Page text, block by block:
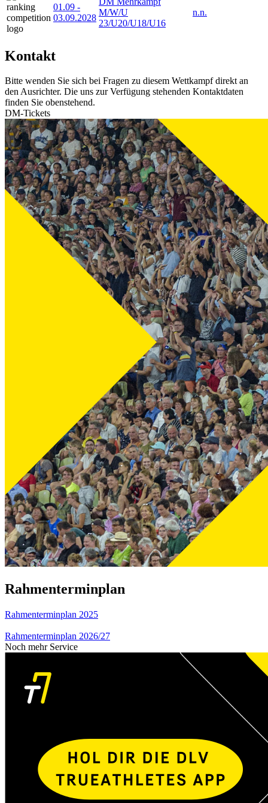
01.09 -
03.09.2028
M/W/U
23/U20/U18/U16
n.n.
Kontakt
Bitte wenden Sie sich bei Fragen zu diesem Wettkampf direkt an
den Ausrichter. Die uns zur Verfügung stehenden Kontaktdaten
finden Sie obenstehend.
DM-Tickets
Rahmenterminplan
Rahmenterminplan 2025
Rahmenterminplan 2026/27
Noch mehr Service